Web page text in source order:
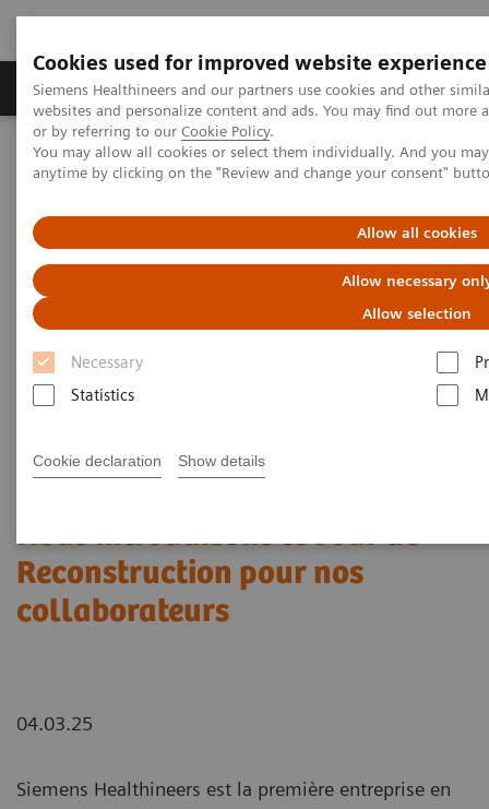
Cookies used for improved website experience
Siemens Healthineers and our partners use cookies and other
websites and personalize content and ads. You may find out
or by referring to our Cookie Policy.
You may allow all cookies or select them individually. And you
anytime by clicking on the "Review and change your consent"
Allow all cookies
Allow necessary
Allow selection
Necessary
Statistics
Cookie declaration Show details
Produits & Services À propos de
Home
Actualités
Nous introduisons le Jour de Reconstruction pour nos
Nous introduisons le Jour de
Reconstruction pour nos
collaborateurs
04.03.25
Siemens Healthineers est la première entreprise en